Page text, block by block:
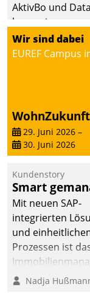
AktivBo und
kooperieren –
profitieren: Die
automatisiert
zielgerichtete
starke
intelligente,
datengestützte
Entscheidungen.
Wir sind dabei
EUREF Campus
29. Juni 2026 –
30. Juni 2026
Kundenstory
Smart
Mit neuen SAP-
integrierten
und
Prozessen ist
der Bayerischen
Nadja